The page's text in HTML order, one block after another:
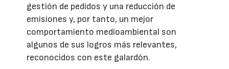
gestión de pedidos y una reducción de
emisiones y, por tanto, un mejor
comportamiento medioambiental son
algunos de sus logros más relevantes,
reconocidos con este galardón.